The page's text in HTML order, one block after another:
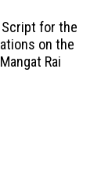
Script for the
on the
Rai